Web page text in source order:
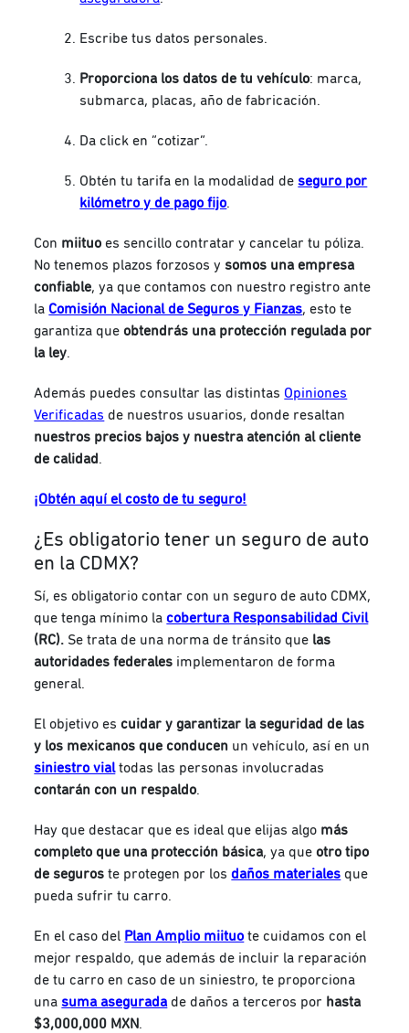
Escribe tus datos personales.
Proporciona los datos de tu vehículo: marca,
submarca, placas, año de fabricación.
Da click en “cotizar”.
Obtén tu tarifa en la modalidad deseguro por
kilómetro y de pago fijo.
Con miituoes sencillo contratar y cancelar tu póliza.
No tenemos plazos forzosos ysomos una empresa
confiable, ya que contamos con nuestro registro ante
la Comisión Nacional de Seguros y Fianzas, esto te
garantiza queobtendrás una protección regulada por
la ley.
Además puedes consultar las distintas Opiniones
Verificadas de nuestros usuarios, donde resaltan
nuestros precios bajos y nuestra atención al cliente
de calidad.
¡Obtén aquí el costo de tu seguro!
¿Es obligatorio tener un seguro de auto
en la CDMX?
Sí, es obligatorio contar con un seguro de auto CDMX,
que tenga mínimo lacobertura Responsabilidad Civil
(RC). Se trata de una norma de tránsito que las
autoridades federales implementaron de forma
general.
El objetivo escuidar y garantizar la seguridad de las
y los mexicanos que conducen un vehículo, así en un
siniestro vialtodas las personas involucradas
contarán con un respaldo.
Hay que destacar que es ideal que elijas algo más
completo que una protección básica, ya queotro tipo
de seguroste protegen por los daños materiales que
pueda sufrir tu carro.
En el caso del Plan Amplio miituo te cuidamos con el
mejor respaldo, que además de incluir la reparación
de tu carro en caso de un siniestro, te proporciona
una suma asegurada de daños a terceros por hasta
$3,000,000 MXN.